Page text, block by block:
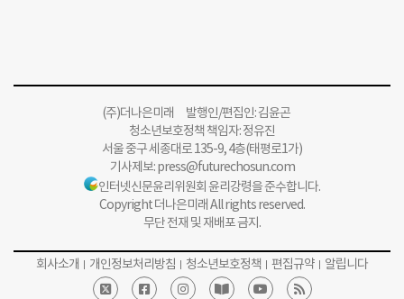
(주)더나은미래 발행인/편집인: 김윤곤
청소년보호정책 책임자: 정유진
서울 중구 세종대로 135-9, 4층(태평로1가)
기사제보:press@futurechosun.com
인터넷신문윤리위원회 윤리강령을 준수합니다.
Copyright 더나은미래 All rights reserved.
무단 전재 및 재배포 금지.
회사소개 개인정보처리방침 청소년보호정책 편집규약 알립니다